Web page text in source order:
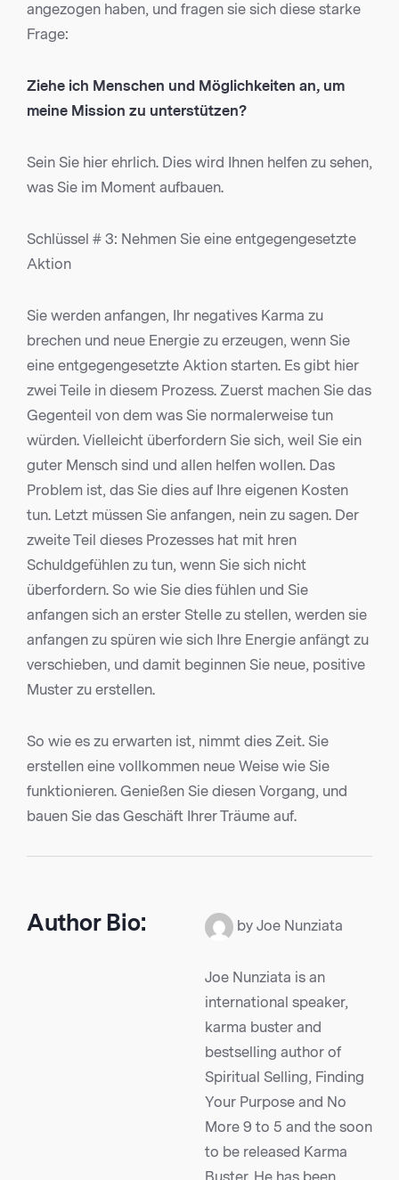
angezogen haben, und fragen sie sich diese starke
Frage:
Ziehe ich Menschen und Möglichkeiten an, um
meine Mission zu unterstützen?
Sein Sie hier ehrlich. Dies wird Ihnen helfen zu sehen,
was Sie im Moment aufbauen.
Schlüssel # 3: Nehmen Sie eine entgegengesetzte
Aktion
Sie werden anfangen, Ihr negatives Karma zu
brechen und neue Energie zu erzeugen, wenn Sie
eine entgegengesetzte Aktion starten. Es gibt hier
zwei Teile in diesem Prozess. Zuerst machen Sie das
Gegenteil von dem was Sie normalerweise tun
würden. Vielleicht überfordern Sie sich, weil Sie ein
guter Mensch sind und allen helfen wollen. Das
Problem ist, das Sie dies auf Ihre eigenen Kosten
tun. Letzt müssen Sie anfangen, nein zu sagen. Der
zweite Teil dieses Prozesses hat mit hren
Schuldgefühlen zu tun, wenn Sie sich nicht
überfordern. So wie Sie dies fühlen und Sie
anfangen sich an erster Stelle zu stellen, werden sie
anfangen zu spüren wie sich Ihre Energie anfängt zu
verschieben, und damit beginnen Sie neue, positive
Muster zu erstellen.
So wie es zu erwarten ist, nimmt dies Zeit. Sie
erstellen eine vollkommen neue Weise wie Sie
funktionieren. Genießen Sie diesen Vorgang, und
bauen Sie das Geschäft Ihrer Träume auf.
Author Bio: by Joe Nunziata
Joe Nunziata is an
international speaker,
karma buster and
bestselling author of
Spiritual Selling, Finding
Your Purpose and No
More 9 to 5 and the soon
to be released Karma